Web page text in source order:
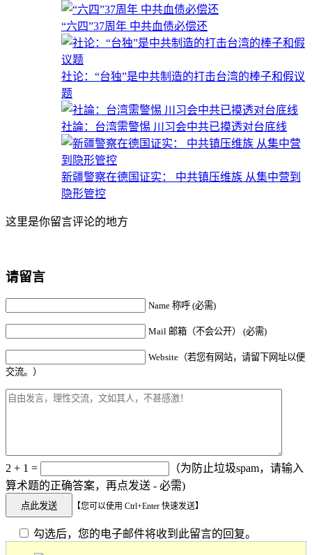
“六四”37周年 中共血债必偿还
社论：“台独”是中共制造的打击台湾的棒子和假议
题
社論：台湾需警惕 川习会中共已摸透对台底线
新疆警察在德国证实： 中共镇压维族 从集中营到
隐形管控
这里是你留言评论的地方
请留言
Name 称呼 (必需)
Mail 邮箱（不会公开） (必需)
Website（若您有网站，请留下网址以便
交流。）
2 + 1 =
（为防止垃圾spam，请输入
算术题的正确答案，再点发送 - 必需)
【您可以使用 Ctrl+Enter 快速发送】
勾选后，您的电子邮件将收到此留言的回复。